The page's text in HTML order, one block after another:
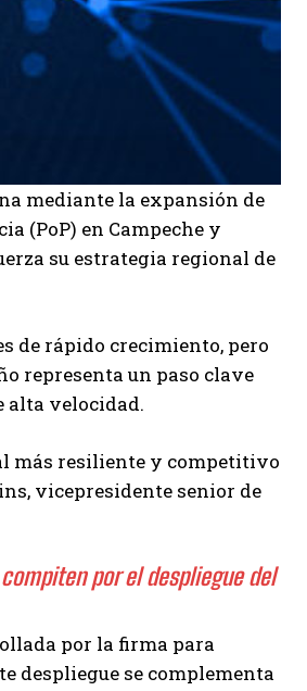
mediante la expansión de
(PoP) en Campeche y
su estrategia regional de
de rápido crecimiento, pero
representa un paso clave
alta velocidad.
más resiliente y competitivo
vicepresidente senior de
por el despliegue del
por la firma para
despliegue se complementa